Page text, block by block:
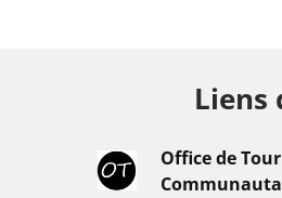
Liens
Office de